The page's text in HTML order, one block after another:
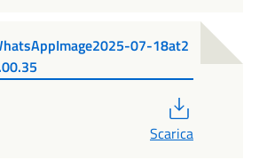
07-18at2
Scarica